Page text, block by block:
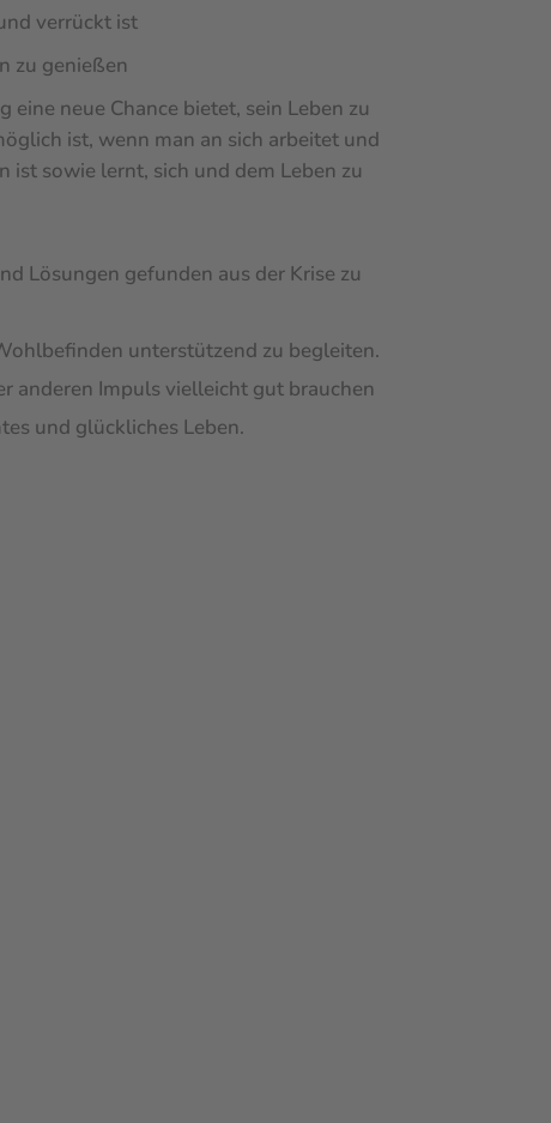
verrückt ist
zu genießen
eine neue Chance bietet, sein Leben zu
ist, wenn man an sich arbeitet und
ist sowie lernt, sich und dem Leben zu
Lösungen gefunden aus der Krise zu
unterstützend zu begleiten.
anderen Impuls vielleicht gut brauchen
und glückliches Leben.